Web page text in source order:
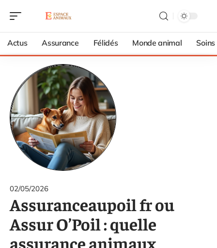
Actus Assurance Félidés Monde animal Soins
02/05/2026
Assuranceaupoil fr ou
Assur O’Poil : quelle
assurance animaux